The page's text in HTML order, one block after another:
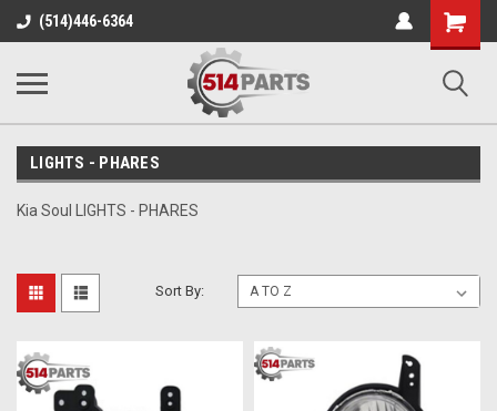
(514)446-6364
Shopping
Cart
LIGHTS - PHARES
Kia Soul LIGHTS - PHARES
Sort By: